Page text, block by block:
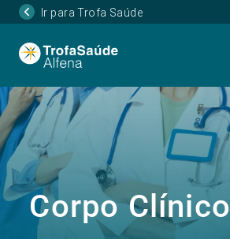
Ir para Trofa Saúde
Corpo Clínico